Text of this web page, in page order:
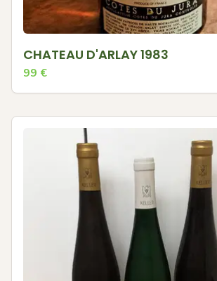
CHATEAU D'ARLAY 1983
99 €